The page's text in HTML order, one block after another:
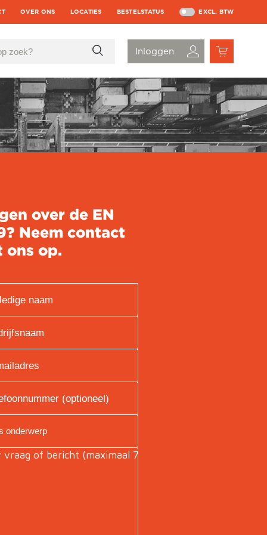
OVER ONS LOCATIES BESTELSTATUS EXCL. BTW
over de EN
Neem contact
ons op.